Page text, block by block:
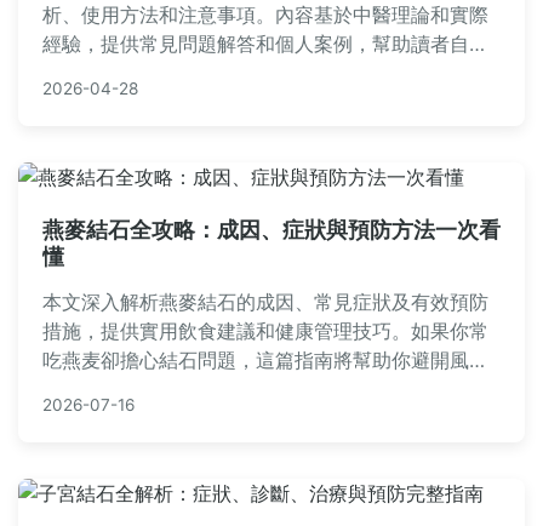
析、使用方法和注意事項。內容基於中醫理論和實際
經驗，提供常見問題解答和個人案例，幫助讀者自然
術風險。
2026-04-28
燕麥結石全攻略：成因、症狀與預防方法一次看
懂
本文深入解析燕麥結石的成因、常見症狀及有效預防
措施，提供實用飲食建議和健康管理技巧。如果你常
吃燕麦卻擔心結石問題，這篇指南將幫助你避開風
享，適合所有關注飲食健康的人閱讀。
2026-07-16